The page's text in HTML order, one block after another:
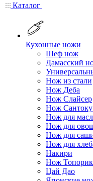
Каталог
Кухонные ножи
Шеф нож
Дамасский
Нож из стали
Нож Деба
Нож Слайсер
Нож Сантоку
Нож для
Нож для
Нож для
Нож для
Накири
Нож Топорик
Цай Дао